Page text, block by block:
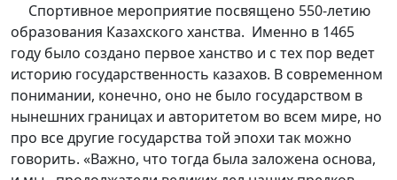
Спортивное мероприятие посвящено 550-летию
образования Казахского ханства. Именно в 1465
году было создано первое ханство и с тех пор ведет
историю государственность казахов. В современном
понимании, конечно, оно не было государством в
нынешних границах и авторитетом во всем мире, но
про все другие государства той эпохи так можно
говорить. «Важно, что тогда была заложена основа,